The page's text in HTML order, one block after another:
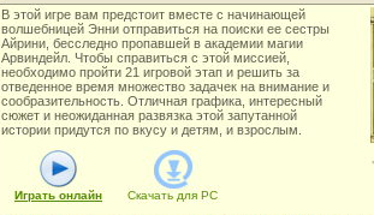
В этой игре вам предстоит вместе с начинающей
волшебницей Энни отправиться на поиски ее сестры
Айрини, бесследно пропавшей в академии магии
Арвиндейл. Чтобы справиться с этой миссией,
необходимо пройти 21 игровой этап и решить за
отведенное время множество задачек на внимание и
сообразительность. Отличная графика, интересный
сюжет и неожиданная развязка этой запутанной
истории придутся по вкусу и детям, и взрослым.
Играть онлайн Скачать для PC